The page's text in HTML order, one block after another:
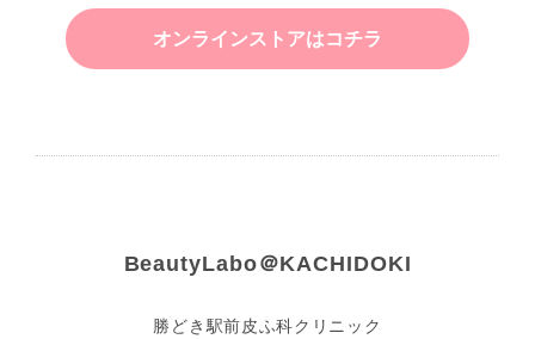
オンラインストアはコチラ
BeautyLabo＠KACHIDOKI
勝どき駅前皮ふ科クリニック